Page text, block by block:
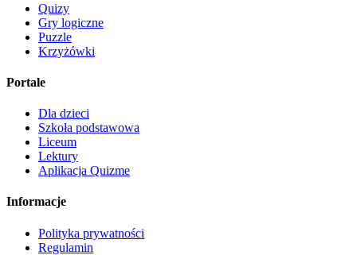
Quizy
Gry logiczne
Puzzle
Krzyżówki
Portale
Dla dzieci
Szkoła podstawowa
Liceum
Lektury
Aplikacja Quizme
Informacje
Polityka prywatności
Regulamin